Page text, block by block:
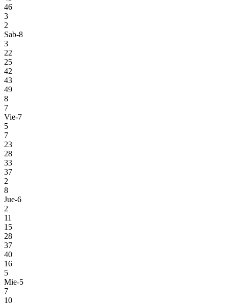
46
3
2
Sab-8
3
22
25
42
43
49
8
7
Vie-7
5
7
23
28
33
37
2
8
Jue-6
2
11
15
28
37
40
16
5
Mie-5
7
10